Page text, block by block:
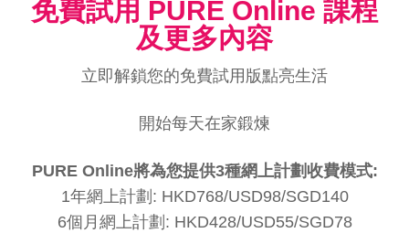
免費試用 PURE Online 課程
及更多內容
立即解鎖您的免費試用版點亮生活
開始每天在家鍛煉
PURE Online將為您提供3種網上計劃收費模式:
1年網上計劃: HKD768/USD98/SGD140
6個月網上計劃: HKD428/USD55/SGD78